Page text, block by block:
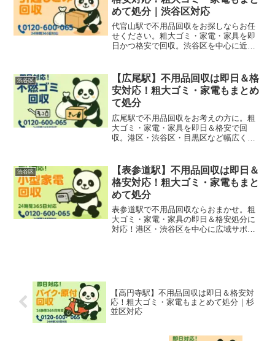
めて処分｜渋谷区対応
代官山駅で不用品回収をお探しならお任
せください。粗大ゴミ・家電・家具を即
日かつ格安で回収。渋谷区を中心に近隣
渋谷区
【広尾駅】不用品回収は即日＆格
安対応！粗大ゴミ・家電もまとめ
て処分
広尾駅で不用品回収をお考えの方に。粗
大ゴミ・家電・家具を即日＆格安で回
収。港区・渋谷区・目黒区など幅広く対
渋谷区
【表参道駅】不用品回収は即日＆
格安対応！粗大ゴミ・家電もまと
めて処分
表参道駅で不用品回収ならおまかせ。粗
大ゴミ・家電・家具の即日＆格安処分に
対応！港区・渋谷区を中心に広域サポー
【高円寺駅】不用品回収は即日＆格安対
応！粗大ゴミ・家電もまとめて処分｜杉
並区対応